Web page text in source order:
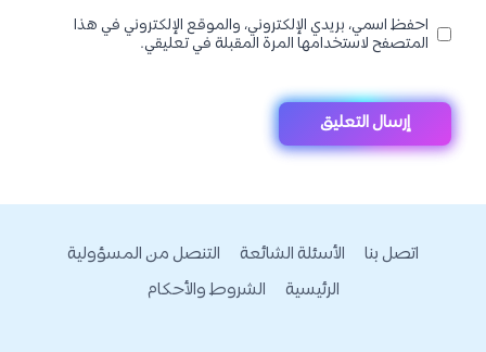
احفظ اسمي، بريدي الإلكتروني، والموقع الإلكتروني في هذا
المتصفح لاستخدامها المرة المقبلة في تعليقي.
اتصل بنا الأسئلة الشائعة
التنصل من المسؤولية
الرئيسية
الشروط والأحكام